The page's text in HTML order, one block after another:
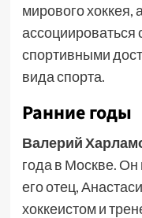
мирового хоккея,
спортивными
вида спорта.
Ранние годы
Валерий
года в Москве.
его отец,
хоккеистом и